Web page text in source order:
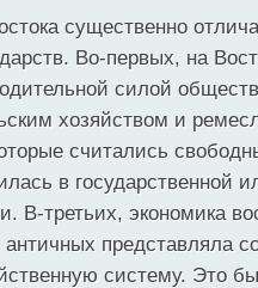
существенно
Во-первых, на
силой
хозяйством и
считались
в государственной
В-третьих, экономика
античных представляла
систему. Это